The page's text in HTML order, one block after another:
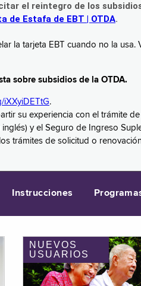
el reintegro de los
de Estafa de EBT | OTDA.
la tarjeta EBT cuando no la usa.
sobre subsidios de la OTDA.
iXXyiDETtG.
su experiencia con el trámite
y el Seguro de Ingreso
trámites de solicitud o
Instrucciones
NUEVOS
USUARIOS